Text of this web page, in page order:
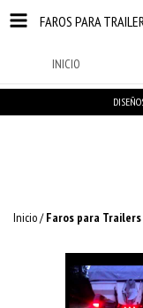
FAROS PARA
INICIO
Inicio/ Faros para